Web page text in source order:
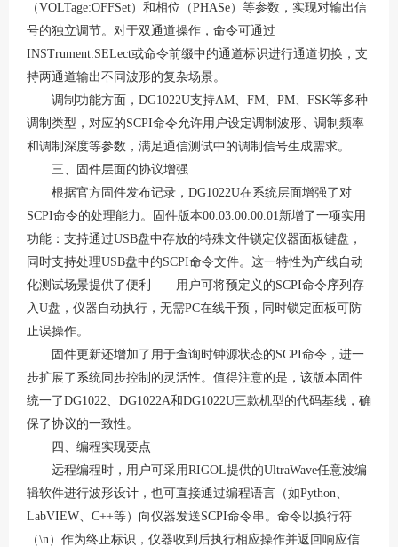
（VOLTage:OFFSet）和相位（PHASe）等参数，实现对输出信
号的独立调节。对于双通道操作，命令可通过
INSTrument:SELect或命令前缀中的通道标识进行通道切换，支
持两通道输出不同波形的复杂场景。
调制功能方面， DG1022U支持AM、FM、PM、FSK等多种
调制类型 ，对应的SCPI命令允许用户设定调制波形、调制频率
和调制深度等参数，满足通信测试中的调制信号生成需求。
三、固件层面的协议增强
根据官方固件发布记录， DG1022U在系统层面增强了对
SCPI命令的处理能力。固件版本00.03.00.00.01新增了一项实用
功能：支持通过USB盘中存放的特殊文件锁定仪器面板键盘，
同时支持处理USB盘中的SCPI命令文件。这一特性为产线自动
化测试场景提供了便利 ——用户可将预定义的SCPI命令序列存
入U盘，仪器自动执行，无需PC在线干预，同时锁定面板可防
止误操作。
固件更新还增加了用于查询时钟源状态的SCPI命令，进一
步扩展了系统同步控制的灵活性。值得注意的是，该版本固件
统一了DG1022、DG1022A和DG1022U三款机型的代码基线，确
保了协议的一致性。
四、编程实现要点
远程编程时，用户可采用RIGOL提供的UltraWave任意波编
辑软件进行波形设计，也可直接通过编程语言（如Python、
LabVIEW、C++等）向仪器发送SCPI命令串。命令以换行符
（\n）作为终止标识，仪器收到后执行相应操作并返回响应信